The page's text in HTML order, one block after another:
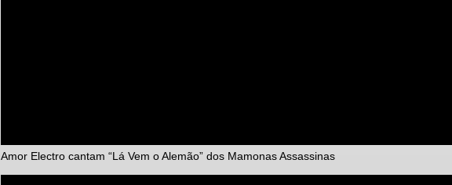
Amor Electro cantam “Lá Vem o Alemão” dos Mamonas Assassinas